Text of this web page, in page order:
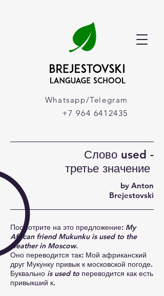
Whatsapp/Telegram
+7 964 6412435
Слово used -
третье значение
by Anton
Brejestovski
Посмотрите на это предложение: My
African friend Mukunku is used to the
weather in Moscow.
Оно переводится так: Мой африканский
друг Мукунку привык к московской погоде.
Буквально is used to переводится как есть
привыкший к.